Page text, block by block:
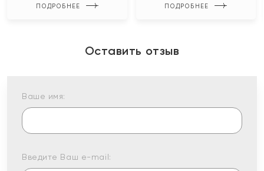
ПОДРОБНЕЕ ПОДРОБНЕЕ
Оставить отзыв
Ваше имя:
Введите Ваш e-mail: